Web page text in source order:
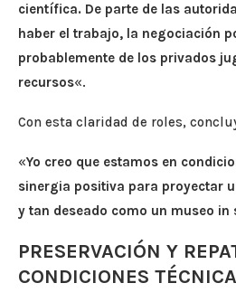
científica. De parte de las
haber el trabajo, la negociación
probablemente de los privados
recursos«.
Con esta claridad de roles,
«Yo creo que estamos en
sinergia positiva para proyectar
y tan deseado como un museo in
PRESERVACIÓN Y
CONDICIONES